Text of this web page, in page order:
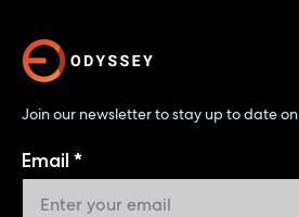
Join our newsletter to stay up to date
Email *